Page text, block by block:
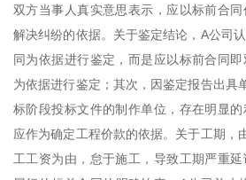
双方当事人真实意思表示，应以标前合
解决纠纷的依据。关于鉴定结论，A公司
同为依据进行鉴定，而是应以标前合同
为依据进行鉴定；其次，因鉴定报告出具
标阶段投标文件的制作单位，存在明显
应作为确定工程价款的依据。关于工期，
工工资为由，怠于施工，导致工期严重